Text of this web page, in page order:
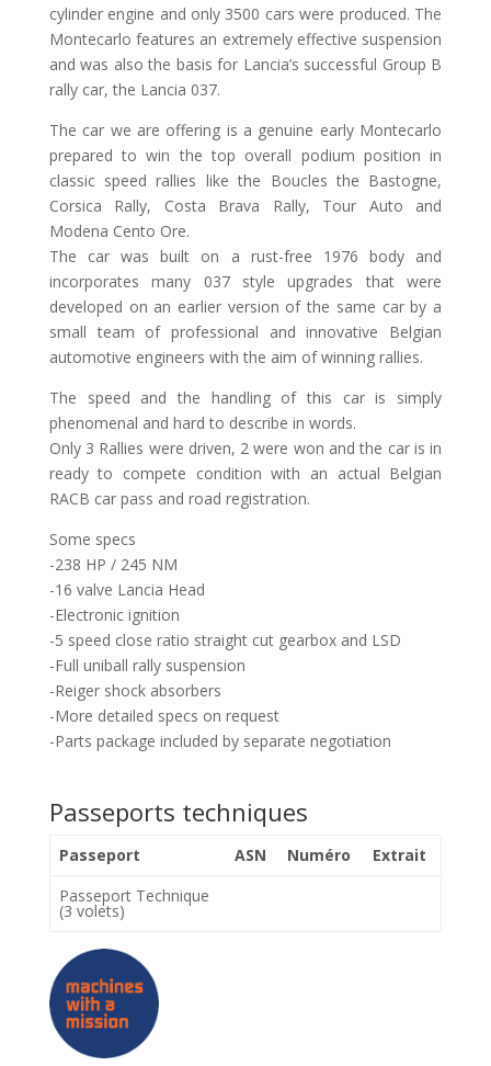
cylinder engine and only 3500 cars were produced. The
Montecarlo features an extremely effective suspension
and was also the basis for Lancia’s successful Group B
rally car, the Lancia 037.
The car we are offering is a genuine early Montecarlo
prepared to win the top overall podium position in
classic speed rallies like the Boucles the Bastogne,
Corsica Rally, Costa Brava Rally, Tour Auto and
Modena Cento Ore.
The car was built on a rust-free 1976 body and
incorporates many 037 style upgrades that were
developed on an earlier version of the same car by a
small team of professional and innovative Belgian
automotive engineers with the aim of winning rallies.
The speed and the handling of this car is simply
phenomenal and hard to describe in words.
Only 3 Rallies were driven, 2 were won and the car is in
ready to compete condition with an actual Belgian
RACB car pass and road registration.
Some specs
-238 HP / 245 NM
-16 valve Lancia Head
-Electronic ignition
-5 speed close ratio straight cut gearbox and LSD
-Full uniball rally suspension
-Reiger shock absorbers
-More detailed specs on request
-Parts package included by separate negotiation
Passeports techniques
Passeport ASN Numéro
Extrait
Passeport Technique
(3 volets)